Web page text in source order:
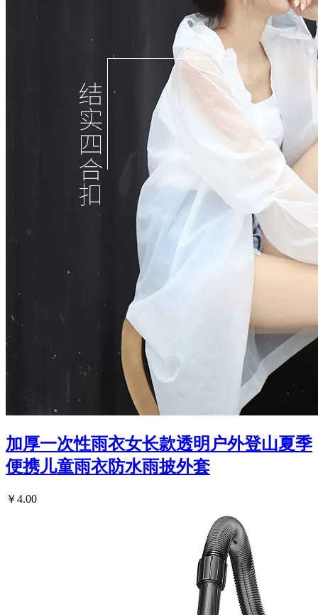
加厚一次性雨衣女长款透明户外登山夏季
便携儿童雨衣防水雨披外套
￥4.00